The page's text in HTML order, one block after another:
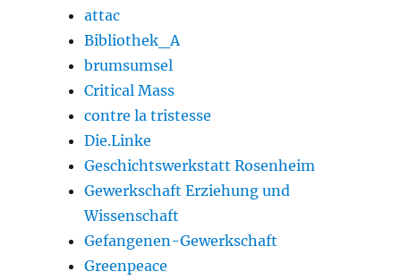
attac
Bibliothek_A
brumsumsel
Critical Mass
contre la tristesse
Die.Linke
Geschichtswerkstatt Rosenheim
Gewerkschaft Erziehung und
Wissenschaft
Gefangenen-Gewerkschaft
Greenpeace